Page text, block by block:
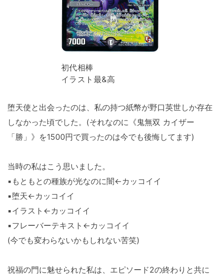
初代相棒
イラスト最&高
堕天使と出会ったのは、私の持つ紙幣が野口英世しか存在
しなかった頃でした。(それなのに《鬼無双 カイザー
「勝」》を1500円で買ったのは今でも後悔してます)
当時の私はこう思いました。
▪もともとの種族が光なのに闇←カッコイイ
▪堕天←カッコイイ
▪イラスト←カッコイイ
▪フレーバーテキスト←カッコイイ
(今でも変わらないかもしれない苦笑)
祝福の門に魅せられた私は、エピソード2の終わりと共に